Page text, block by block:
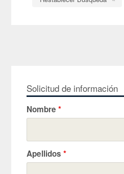
Solicitud de información
Nombre*
Apellidos*